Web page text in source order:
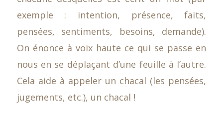
exemple : intention, présence, faits,
pensées, sentiments, besoins, demande).
On énonce à voix haute ce qui se passe en
nous en se déplaçant d’une feuille à l’autre.
Cela aide à appeler un chacal (les pensées,
jugements, etc.), un chacal !